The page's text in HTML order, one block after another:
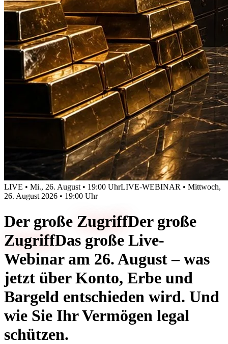
LIVE • Mi., 26. August • 19:00 UhrLIVE-WEBINAR • Mittwoch,
26. August 2026 • 19:00 Uhr
Der große ZugriffDer große
ZugriffDas große Live-
Webinar am 26. August – was
jetzt über Konto, Erbe und
Bargeld entschieden wird. Und
wie Sie Ihr Vermögen legal
schützen.